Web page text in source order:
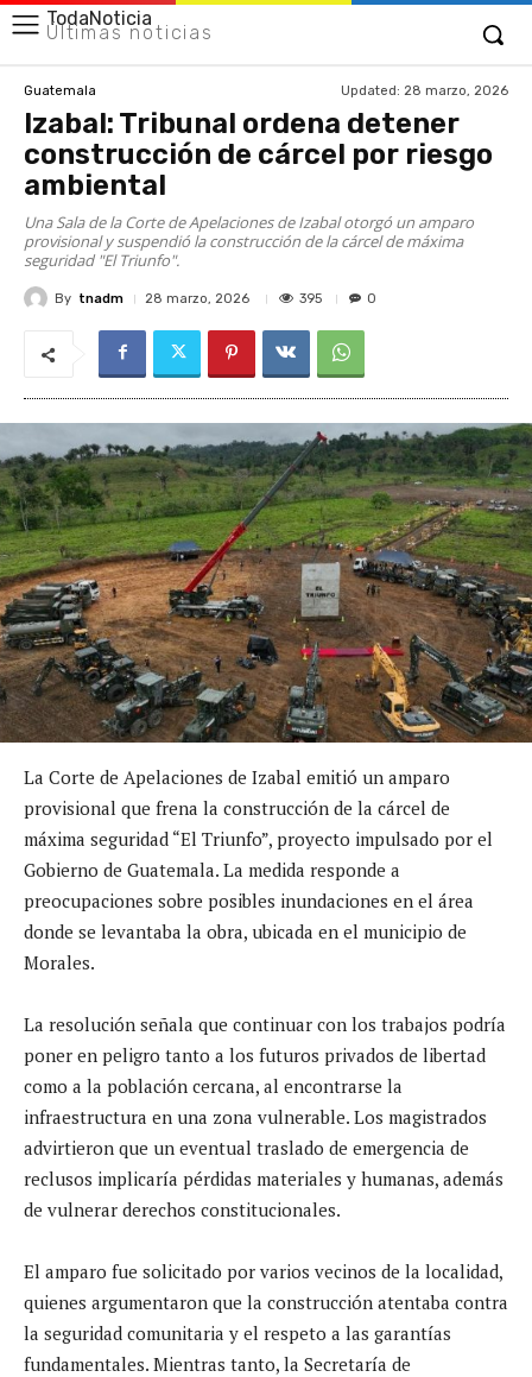
TodaNoticia
Últimas noticias
Guatemala Updated: 28 marzo, 2026
Izabal: Tribunal ordena detener
construcción de cárcel por riesgo
ambiental
Una Sala de la Corte de Apelaciones de Izabal otorgó un amparo
provisional y suspendió la construcción de la cárcel de máxima
seguridad "El Triunfo".
By tnadm 28 marzo, 2026 395 0
La Corte de Apelaciones de Izabal emitió un amparo
provisional que frena la construcción de la cárcel de
máxima seguridad “El Triunfo”, proyecto impulsado por el
Gobierno de Guatemala. La medida responde a
preocupaciones sobre posibles inundaciones en el área
donde se levantaba la obra, ubicada en el municipio de
Morales.
La resolución señala que continuar con los trabajos podría
poner en peligro tanto a los futuros privados de libertad
como a la población cercana, al encontrarse la
infraestructura en una zona vulnerable. Los magistrados
advirtieron que un eventual traslado de emergencia de
reclusos implicaría pérdidas materiales y humanas, además
de vulnerar derechos constitucionales.
El amparo fue solicitado por varios vecinos de la localidad,
quienes argumentaron que la construcción atentaba contra
la seguridad comunitaria y el respeto a las garantías
fundamentales. Mientras tanto, la Secretaría de